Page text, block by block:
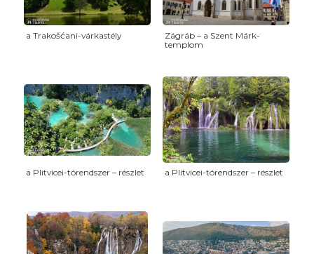
a Trakošćani-várkastély
Zágráb – a Szent Márk-
templom
a Plitvicei-tórendszer – részlet a Plitvicei-tórendszer – részlet